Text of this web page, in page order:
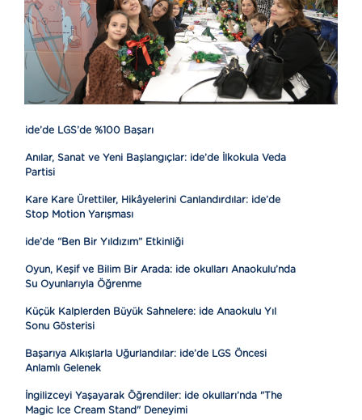
ide’de LGS’de %100 Başarı
Anılar, Sanat ve Yeni Başlangıçlar: ide’de İlkokula Veda
Partisi
Kare Kare Ürettiler, Hikâyelerini Canlandırdılar: ide’de
Stop Motion Yarışması
ide’de “Ben Bir Yıldızım” Etkinliği
Oyun, Keşif ve Bilim Bir Arada: ide okulları Anaokulu’nda
Su Oyunlarıyla Öğrenme
Küçük Kalplerden Büyük Sahnelere: ide Anaokulu Yıl
Sonu Gösterisi
Başarıya Alkışlarla Uğurlandılar: ide’de LGS Öncesi
Anlamlı Gelenek
İngilizceyi Yaşayarak Öğrendiler: ide okulları’nda "The
Magic Ice Cream Stand" Deneyimi